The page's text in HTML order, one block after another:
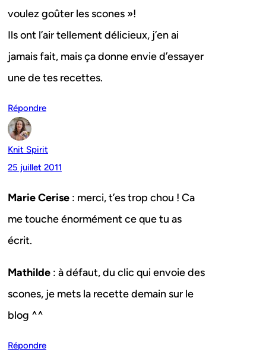
voulez goûter les scones »!
Ils ont l’air tellement délicieux, j’en ai
jamais fait, mais ça donne envie d’essayer
une de tes recettes.
Répondre
Knit Spirit
25 juillet 2011
Marie Cerise : merci, t’es trop chou ! Ca
me touche énormément ce que tu as
écrit.
Mathilde : à défaut, du clic qui envoie des
scones, je mets la recette demain sur le
blog ^^
Répondre